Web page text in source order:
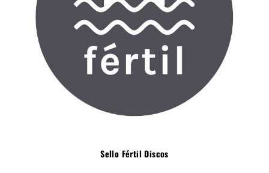
Sello Fértil Discos